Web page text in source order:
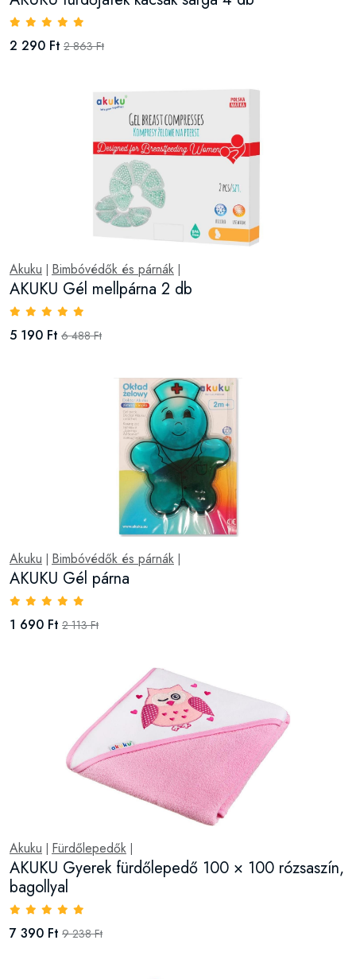
2 290 Ft 2 863 Ft
Akuku Bimbóvédők és párnák
AKUKU Gél mellpárna 2 db
5 190 Ft 6 488 Ft
Akuku Bimbóvédők és párnák
AKUKU Gél párna
1 690 Ft 2 113 Ft
Akuku Fürdőlepedők
AKUKU Gyerek fürdőlepedő 100 × 100 rózsaszín,
bagollyal
7 390 Ft 9 238 Ft